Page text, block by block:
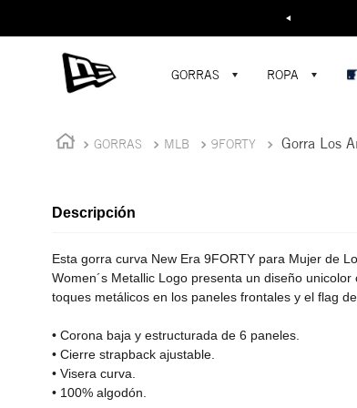
Buscar...
GORRAS ROPA
GORRAS MLB 9FORTY Gorra Los
Descripción
Esta gorra curva New Era 9FORTY para Mujer de
Women´s Metallic Logo presenta un diseño
toques metálicos en los paneles frontales y el flag
• Corona baja y estructurada de 6 paneles.
• Cierre strapback ajustable.
• Visera curva.
• 100% algodón.